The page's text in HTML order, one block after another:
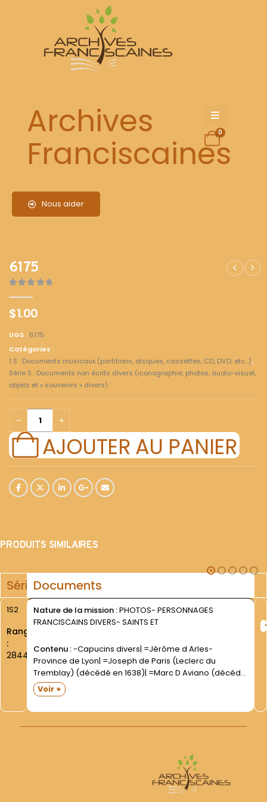
Archives
Franciscaines
Nous aider
0
6175
$1.00
UGS : 6175
Catégories :
1 S : Documents musicaux (partitions, disques, cassettes, CD, DVD, etc...),
Série S : Documents non écrits divers (iconographie, photos, audio-visuel,
objets et « souvenirs » divers)
AJOUTER AU PANIER
PRODUITS SIMILAIRES
SérieDocuments
1S2
Rang
:
2844
Nature de la mission :PHOTOS- PERSONNAGES
FRANCISCAINS DIVERS- SAINTS ET
Contenu :-Capucins divers| =Jérôme d Arles-
Province de Lyon| =Joseph de Paris (Leclerc du
Tremblay) (décédé en 1638)| =Marc D Aviano (décédé
en 1681)| =Mathias de Salo (Bellintani) (décédé en 1611)|
=Simon "" Dissy "" (d Issy?)- F. laïc (décédé en...
Voir +